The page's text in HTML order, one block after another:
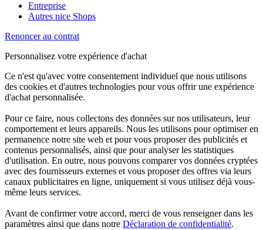
Entreprise
Autres nice Shops
Renoncer au contrat
Personnalisez votre expérience d'achat
Ce n'est qu'avec votre consentement individuel que nous utilisons
des cookies et d'autres technologies pour vous offrir une expérience
d'achat personnalisée.
Pour ce faire, nous collectons des données sur nos utilisateurs, leur
comportement et leurs appareils. Nous les utilisons pour optimiser en
permanence notre site web et pour vous proposer des publicités et
contenus personnalisés, ainsi que pour analyser les statistiques
d'utilisation. En outre, nous pouvons comparer vos données cryptées
avec des fournisseurs externes et vous proposer des offres via leurs
canaux publicitaires en ligne, uniquement si vous utilisez déjà vous-
même leurs services.
Avant de confirmer votre accord, merci de vous renseigner dans les
paramètres ainsi que dans notre Déclaration de confidentialité.